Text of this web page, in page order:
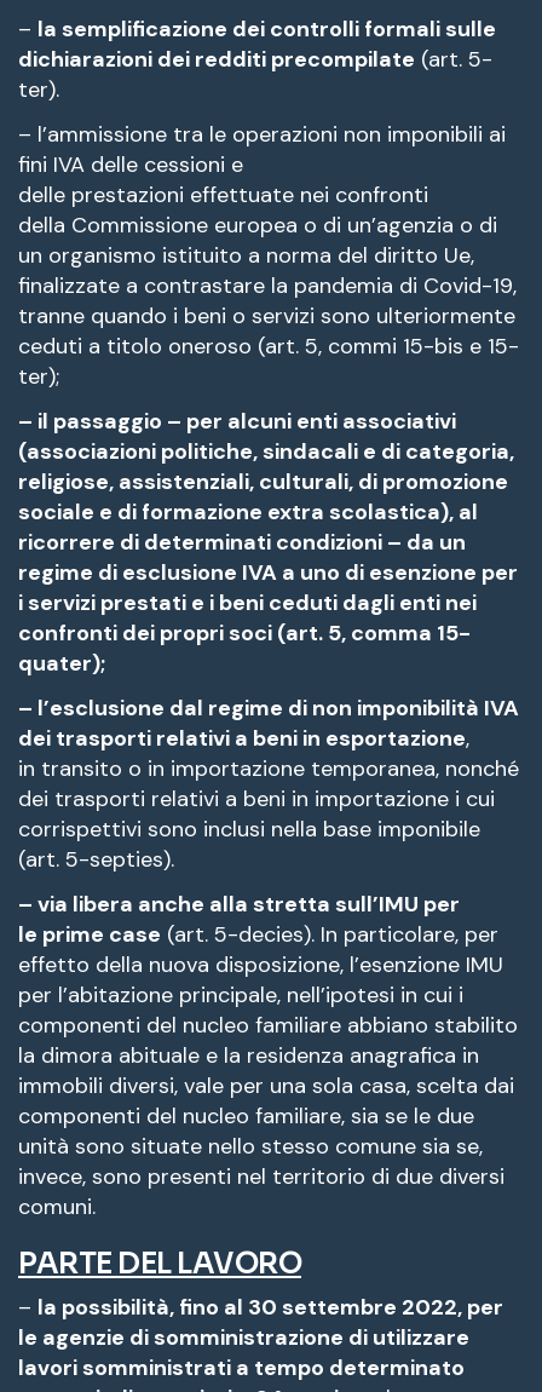
– la semplificazione dei controlli formali sulle
dichiarazioni dei redditi precompilate (art. 5-
ter).
– l’ammissione tra le operazioni non imponibili ai
fini IVA delle cessioni e
delle prestazioni effettuate nei confronti
della Commissione europea o di un’agenzia o di
un organismo istituito a norma del diritto Ue,
finalizzate a contrastare la pandemia di Covid-19,
tranne quando i beni o servizi sono ulteriormente
ceduti a titolo oneroso (art. 5, commi 15-bis e 15-
ter);
– il passaggio – per alcuni enti associativi
(associazioni politiche, sindacali e di categoria,
religiose, assistenziali, culturali, di promozione
sociale e di formazione extra scolastica), al
ricorrere di determinati condizioni – da un
regime di esclusione IVA a uno di esenzione per
i servizi prestati e i beni ceduti dagli enti nei
confronti dei propri soci (art. 5, comma 15-
quater);
– l’esclusione dal regime di non imponibilità IVA
dei trasporti relativi a beni in esportazione,
in transito o in importazione temporanea, nonché
dei trasporti relativi a beni in importazione i cui
corrispettivi sono inclusi nella base imponibile
(art. 5-septies).
– via libera anche alla stretta sull’IMU per
le prime case (art. 5-decies). In particolare, per
effetto della nuova disposizione, l’esenzione IMU
per l’abitazione principale, nell’ipotesi in cui i
componenti del nucleo familiare abbiano stabilito
la dimora abituale e la residenza anagrafica in
immobili diversi, vale per una sola casa, scelta dai
componenti del nucleo familiare, sia se le due
unità sono situate nello stesso comune sia se,
invece, sono presenti nel territorio di due diversi
comuni.
PARTE DEL LAVORO
– la possibilità, fino al 30 settembre 2022, per
le agenzie di somministrazione di utilizzare
lavori somministrati a tempo determinato